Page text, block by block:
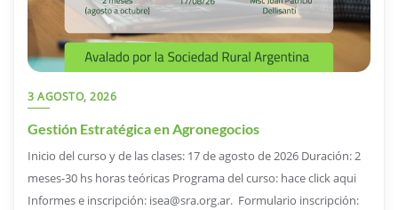
3 AGOSTO, 2026
Gestión Estratégica en Agronegocios
Inicio del curso y de las clases: 17 de agosto de 2026 Duración: 2
meses-30 hs horas teóricas Programa del curso: hace click aqui
Informes e inscripción: isea@sra.org.ar. Formulario inscripción: